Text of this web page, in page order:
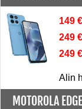
149
249
249
Alin
MOTOROLA